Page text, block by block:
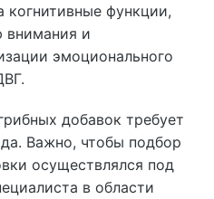
когнитивные функции,
внимания и
эмоционального
добавок требует
Важно, чтобы подбор
осуществлялся под
в области